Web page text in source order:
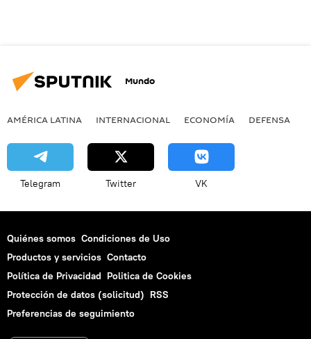
Mundo
AMÉRICA LATINA INTERNACIONAL ECONOMÍA DEFENSA
Telegram Twitter VK
Quiénes somos Condiciones de Uso
Productos y servicios Contacto
Política de Privacidad Politica de Cookies
Protección de datos (solicitud) RSS
Preferencias de seguimiento